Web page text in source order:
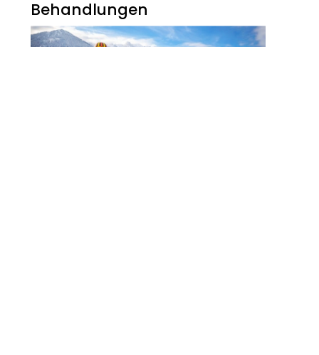
Noch Erfolg? 5
Strategien Für
Kosmetikerinnen Im
Behandlungen